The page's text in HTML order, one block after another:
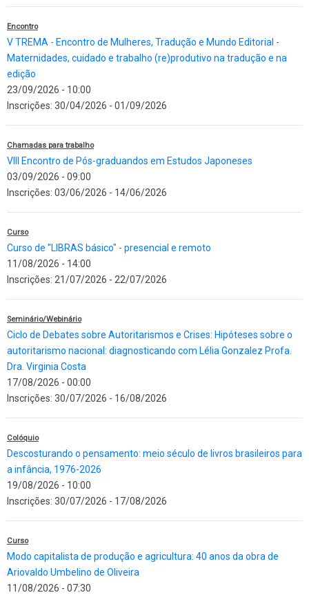
Encontro
V TREMA - Encontro de Mulheres, Tradução e Mundo Editorial -
Maternidades, cuidado e trabalho (re)produtivo na tradução e na
edição
23/09/2026 - 10:00
Inscrições: 30/04/2026 - 01/09/2026
Chamadas para trabalho
VIII Encontro de Pós-graduandos em Estudos Japoneses
03/09/2026 - 09:00
Inscrições: 03/06/2026 - 14/06/2026
Curso
Curso de "LIBRAS básico" - presencial e remoto
11/08/2026 - 14:00
Inscrições: 21/07/2026 - 22/07/2026
Seminário/Webinário
Ciclo de Debates sobre Autoritarismos e Crises: Hipóteses sobre o
autoritarismo nacional: diagnosticando com Lélia Gonzalez Profa.
Dra. Virginia Costa
17/08/2026 - 00:00
Inscrições: 30/07/2026 - 16/08/2026
Colóquio
Descosturando o pensamento: meio século de livros brasileiros para
a infância, 1976-2026
19/08/2026 - 10:00
Inscrições: 30/07/2026 - 17/08/2026
Curso
Modo capitalista de produção e agricultura: 40 anos da obra de
Ariovaldo Umbelino de Oliveira
11/08/2026 - 07:30